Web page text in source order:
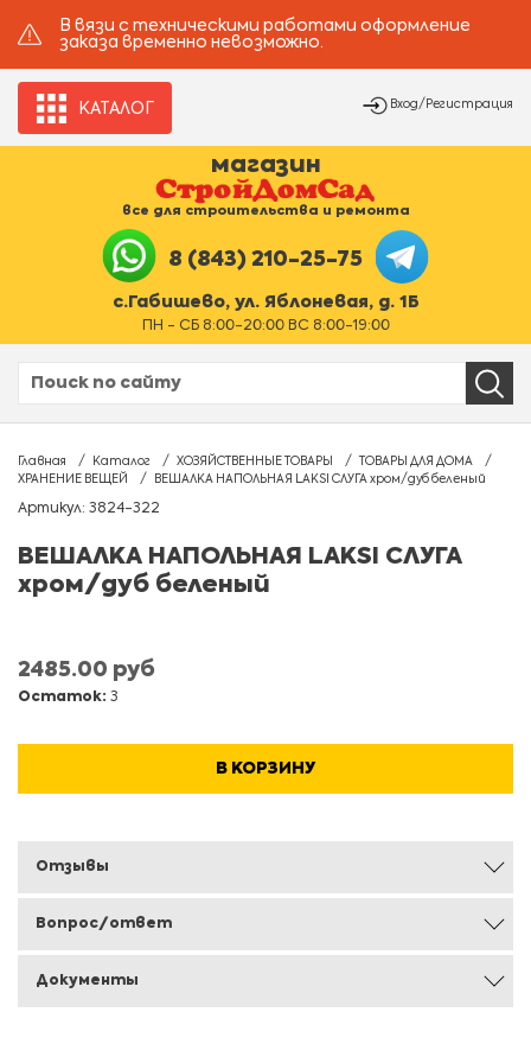
В вязи с техническими работами оформление
заказа временно невозможно.
КАТАЛОГ Вход/Регистрация
магазин
все для строительства и ремонта
8 (843) 210-25-75
с.Габишево, ул. Яблоневая, д. 1Б
ПН - СБ 8:00-20:00 ВС 8:00-19:00
Главная Каталог ХОЗЯЙСТВЕННЫЕ ТОВАРЫ
ТОВАРЫ ДЛЯ ДОМА
ХРАНЕНИЕ ВЕЩЕЙ
ВЕШАЛКА НАПОЛЬНАЯ LAKSI СЛУГА хром/дуб беленый
Артикул: 3824-322
ВЕШАЛКА НАПОЛЬНАЯ LAKSI СЛУГА
хром/дуб беленый
2485.00 руб
Остаток: 3
В КОРЗИНУ
Отзывы
Вопрос/ответ
Документы